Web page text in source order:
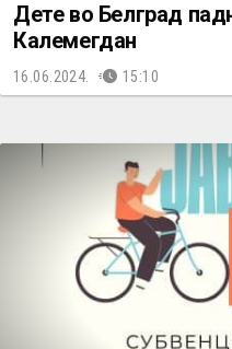
Дете во Белград
Калемегдан
16.06.2024. 15:10